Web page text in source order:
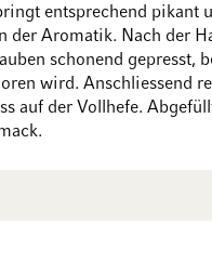
entsprechend pikant
der Aromatik. Nach der
schonend gepresst,
wird. Anschliessend
auf der Vollhefe.